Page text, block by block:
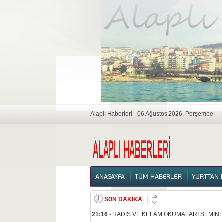
Alaplı Haberleri - 06 Ağustos 2026, Perşembe
ANASAYFA
ANASAYFA TÜM HABERLER YURTTAN
SON DAKİKA
21:16 - HADİS VE KELAM OKUMALARI